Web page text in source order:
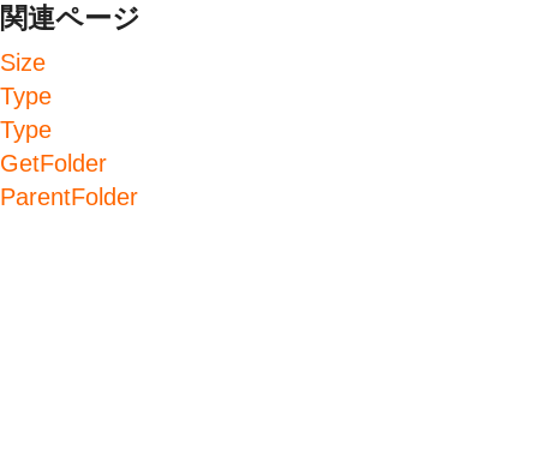
関連ページ
Size
Type
Type
GetFolder
ParentFolder